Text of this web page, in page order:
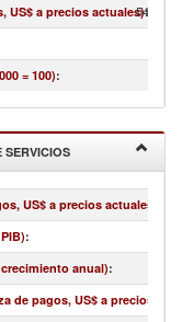
US$ a precios actuales):
= 100):
US$ a precios actuales)
:
anual):
de pagos, US$ a precios